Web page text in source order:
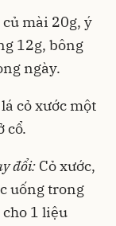
mài 20g, ý
12g, bông
ngày.
cỏ xước một
cổ.
đổi: Cỏ xước,
uống trong
1 liệu